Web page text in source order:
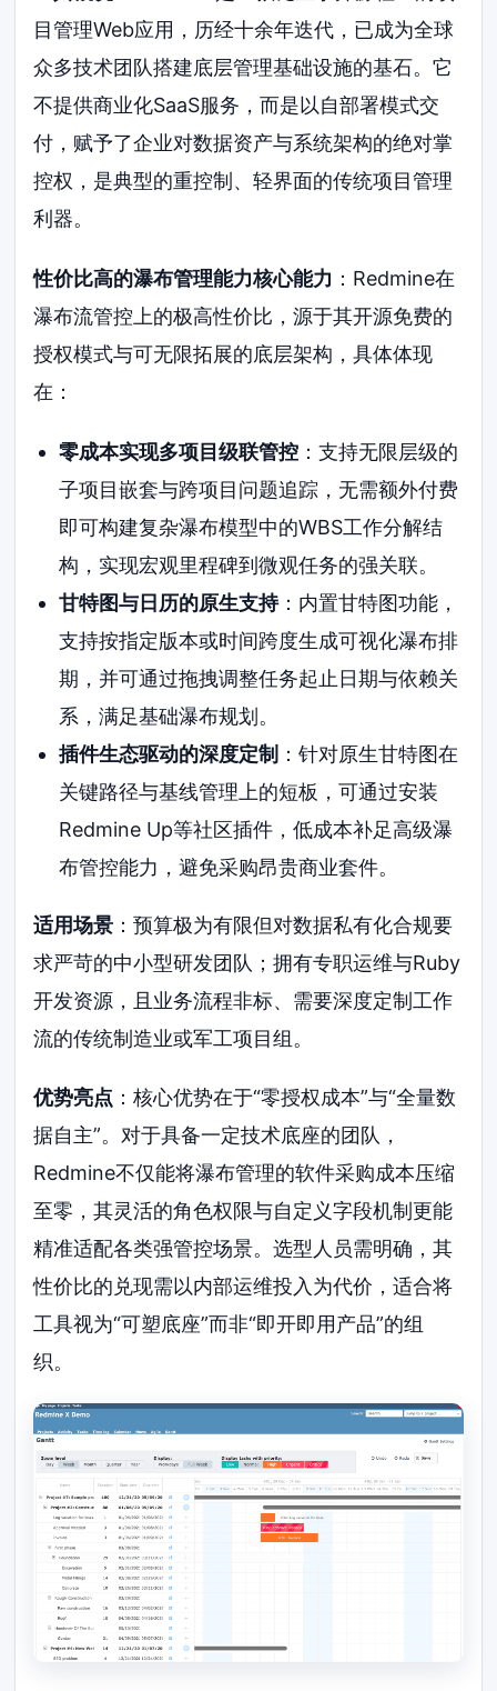
目管理Web应用，历经十余年迭代，已成为全球
众多技术团队搭建底层管理基础设施的基石。它
不提供商业化SaaS服务，而是以自部署模式交
付，赋予了企业对数据资产与系统架构的绝对掌
控权，是典型的重控制、轻界面的传统项目管理
利器。
性价比高的瀑布管理能力核心能力 ：Redmine在
瀑布流管控上的极高性价比，源于其开源免费的
授权模式与可无限拓展的底层架构，具体体现
在：
零成本实现多项目级联管控：支持无限层级的
子项目嵌套与跨项目问题追踪，无需额外付费
即可构建复杂瀑布模型中的WBS工作分解结
构，实现宏观里程碑到微观任务的强关联。
甘特图与日历的原生支持：内置甘特图功能，
支持按指定版本或时间跨度生成可视化瀑布排
期，并可通过拖拽调整任务起止日期与依赖关
系，满足基础瀑布规划。
插件生态驱动的深度定制 ：针对原生甘特图在
关键路径与基线管理上的短板，可通过安装
Redmine Up等社区插件，低成本补足高级瀑
布管控能力，避免采购昂贵商业套件。
适用场景 ：预算极为有限但对数据私有化合规要
求严苛的中小型研发团队；拥有专职运维与Ruby
开发资源，且业务流程非标、需要深度定制工作
流的传统制造业或军工项目组。
优势亮点 ：核心优势在于“零授权成本”与“全量数
据自主”。对于具备一定技术底座的团队，
Redmine不仅能将瀑布管理的软件采购成本压缩
至零，其灵活的角色权限与自定义字段机制更能
精准适配各类强管控场景。选型人员需明确，其
性价比的兑现需以内部运维投入为代价，适合将
工具视为“可塑底座”而非“即开即用产品”的组
织。